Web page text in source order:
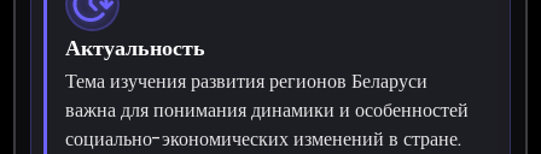
Актуальность
Тема изучения развития регионов Беларуси
важна для понимания динамики и особенностей
социально-экономических изменений в стране.